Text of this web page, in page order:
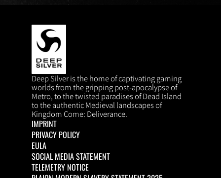
DEEP SILVER
Deep Silver is the home of captivating gaming
worlds from the gripping post-apocalypse of
Metro, to the twisted paradises of Dead Island
to the authentic Medieval landscapes of
Kingdom Come: Deliverance.
IMPRINT
PRIVACY POLICY
EULA
SOCIAL MEDIA STATEMENT
TELEMETRY NOTICE